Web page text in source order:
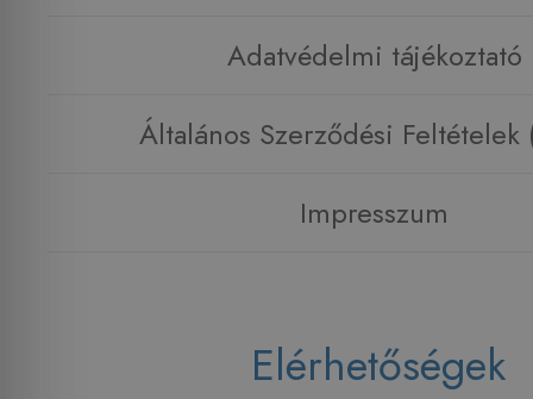
Adatvédelmi tájékoztató
Általános Szerződési Feltételek
Impresszum
Elérhetőségek